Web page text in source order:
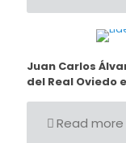
Juan Carlos
del Real Oviedo
Read more